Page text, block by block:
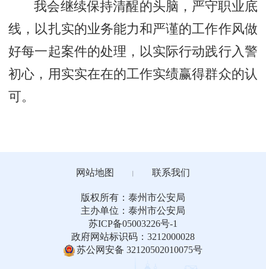
我会继续保持清醒的头脑，严守职业底
线，以扎实的业务能力和严谨的工作作风做
好每一起案件的处理，以实际行动践行入警
初心，用实实在在的工作实绩赢得群众的认
可。
网站地图 联系我们
版权所有：泰州市公安局
主办单位：泰州市公安局
苏ICP备05003226号-1
政府网站标识码：3212000028
苏公网安备 32120502010075号